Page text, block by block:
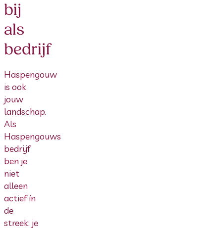
bij
als
bedrijf
Haspengouw
is ook
jouw
landschap.
Als
Haspengouws
bedrijf
ben je
niet
alleen
actief ín
de
streek: je